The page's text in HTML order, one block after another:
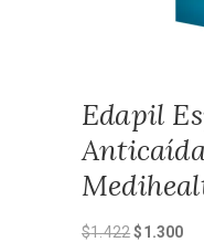
Edapil
$1.422El
$1.300El